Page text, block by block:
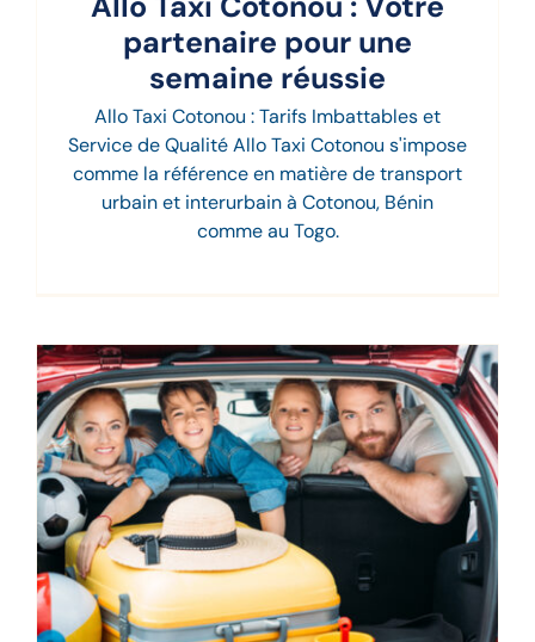
partenaire pour une
semaine réussie
Allo Taxi Cotonou : Tarifs Imbattables et
Service de Qualité Allo Taxi Cotonou s'impose
comme la référence en matière de transport
urbain et interurbain à Cotonou, Bénin
comme au Togo.